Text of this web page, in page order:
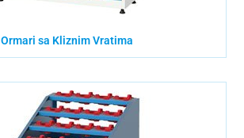
Ormari sa Kliznim Vratima